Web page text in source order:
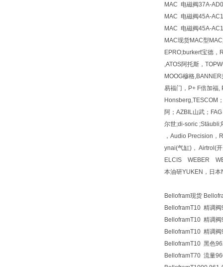
MAC 电磁阀37A-
MAC 电磁阀45A-
MAC 电磁阀45A-
MAC现货MAC型
EPRO;burkert宝德，
,ATOS阿托斯，
MOOG穆格
易福门，P+ F倍加福,
Honsberg,TESCOM
阿；AZBIL山武；
尔世;di-soric
，Audio Precision
ynai(气缸)， Airtrol(
ELCIS WEBER
本油研YUKEN，日
Bellofram现货
BelloframT10 精调阀
BelloframT10 精调阀
BelloframT10 精调阀
BelloframT10 黑色
BelloframT70 流量